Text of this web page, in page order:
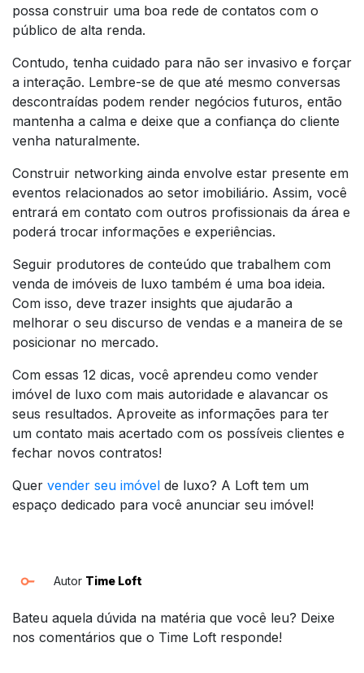
possa construir uma boa rede de contatos com o
público de alta renda.
Contudo, tenha cuidado para não ser invasivo e forçar
a interação. Lembre-se de que até mesmo conversas
descontraídas podem render negócios futuros, então
mantenha a calma e deixe que a confiança do cliente
venha naturalmente.
Construir networking ainda envolve estar presente em
eventos relacionados ao setor imobiliário. Assim, você
entrará em contato com outros profissionais da área e
poderá trocar informações e experiências.
Seguir produtores de conteúdo que trabalhem com
venda de imóveis de luxo também é uma boa ideia.
Com isso, deve trazer insights que ajudarão a
melhorar o seu discurso de vendas e a maneira de se
posicionar no mercado.
Com essas 12 dicas, você aprendeu como vender
imóvel de luxo com mais autoridade e alavancar os
seus resultados. Aproveite as informações para ter
um contato mais acertado com os possíveis clientes e
fechar novos contratos!
Quer vender seu imóvel de luxo? A Loft tem um
espaço dedicado para você anunciar seu imóvel!
Autor Time Loft
Bateu aquela dúvida na matéria que você leu? Deixe
nos comentários que o Time Loft responde!